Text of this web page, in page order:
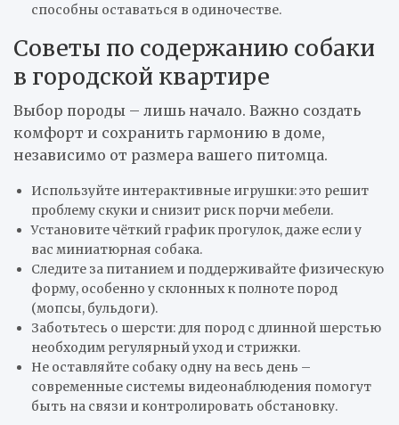
способны оставаться в одиночестве.
Советы по содержанию собаки
в городской квартире
Выбор породы – лишь начало. Важно создать
комфорт и сохранить гармонию в доме,
независимо от размера вашего питомца.
Используйте интерактивные игрушки: это решит
проблему скуки и снизит риск порчи мебели.
Установите чёткий график прогулок, даже если у
вас миниатюрная собака.
Следите за питанием и поддерживайте физическую
форму, особенно у склонных к полноте пород
(мопсы, бульдоги).
Заботьтесь о шерсти: для пород с длинной шерстью
необходим регулярный уход и стрижки.
Не оставляйте собаку одну на весь день –
современные системы видеонаблюдения помогут
быть на связи и контролировать обстановку.